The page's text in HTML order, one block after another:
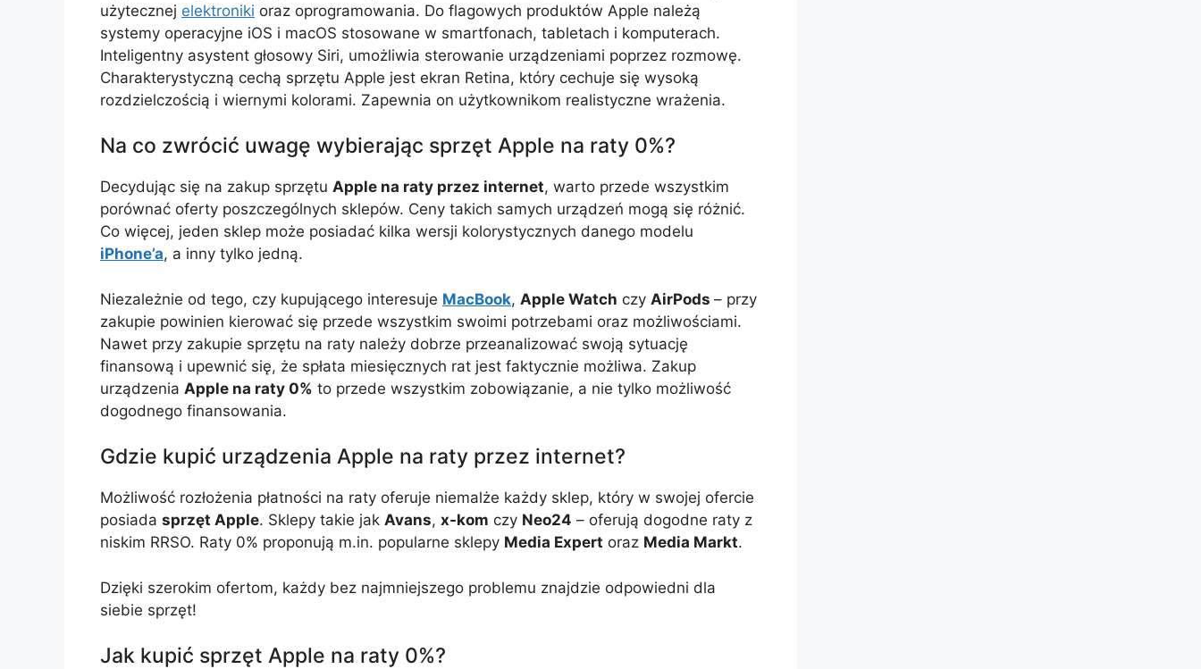
użytecznej elektroniki oraz oprogramowania. Do flagowych produktów Apple należą
systemy operacyjne iOS i macOS stosowane w smartfonach, tabletach i komputerach.
Inteligentny asystent głosowy Siri, umożliwia sterowanie urządzeniami poprzez rozmowę.
Charakterystyczną cechą sprzętu Apple jest ekran Retina, który cechuje się wysoką
rozdzielczością i wiernymi kolorami. Zapewnia on użytkownikom realistyczne wrażenia.
Na co zwrócić uwagę wybierając sprzęt Apple na raty 0%?
Decydując się na zakup sprzętu Apple na raty przez internet, warto przede wszystkim
porównać oferty poszczególnych sklepów. Ceny takich samych urządzeń mogą się różnić.
Co więcej, jeden sklep może posiadać kilka wersji kolorystycznych danego modelu
iPhone’a, a inny tylko jedną.
Niezależnie od tego, czy kupującego interesuje MacBook, Apple Watch czy AirPods – przy
zakupie powinien kierować się przede wszystkim swoimi potrzebami oraz możliwościami.
Nawet przy zakupie sprzętu na raty należy dobrze przeanalizować swoją sytuację
finansową i upewnić się, że spłata miesięcznych rat jest faktycznie możliwa. Zakup
urządzenia Apple na raty 0% to przede wszystkim zobowiązanie, a nie tylko możliwość
dogodnego finansowania.
Gdzie kupić urządzenia Apple na raty przez internet?
Możliwość rozłożenia płatności na raty oferuje niemalże każdy sklep, który w swojej ofercie
posiada sprzęt Apple. Sklepy takie jak Avans, x-kom czy Neo24 – oferują dogodne raty z
niskim RRSO. Raty 0% proponują m.in. popularne sklepy Media Expert oraz Media Markt.
Dzięki szerokim ofertom, każdy bez najmniejszego problemu znajdzie odpowiedni dla
siebie sprzęt!
Jak kupić sprzęt Apple na raty 0%?